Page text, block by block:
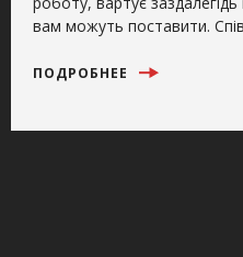
вам можуть поставити.
ПОДРОБНЕЕ